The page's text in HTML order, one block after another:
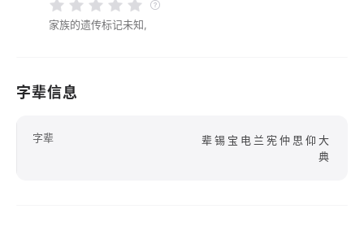
家族的遗传标记未知,
字辈信息
字辈
辈锡宝电兰宪仲思仰大
典